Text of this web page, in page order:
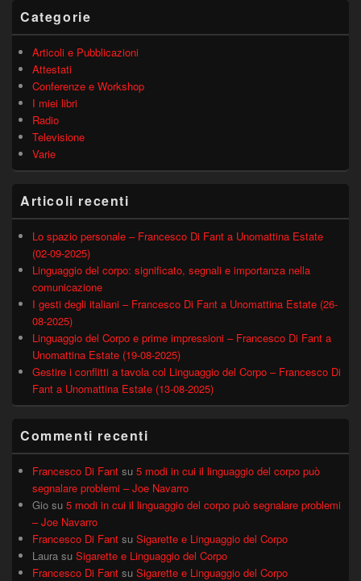
Categorie
Articoli e Pubblicazioni
Attestati
Conferenze e Workshop
I miei libri
Radio
Televisione
Varie
Articoli recenti
Lo spazio personale – Francesco Di Fant a Unomattina Estate
(02-09-2025)
Linguaggio del corpo: significato, segnali e importanza nella
comunicazione
I gesti degli italiani – Francesco Di Fant a Unomattina Estate (26-
08-2025)
Linguaggio del Corpo e prime impressioni – Francesco Di Fant a
Unomattina Estate (19-08-2025)
Gestire i conflitti a tavola col Linguaggio del Corpo – Francesco Di
Fant a Unomattina Estate (13-08-2025)
Commenti recenti
Francesco Di Fant su 5 modi in cui il linguaggio del corpo può
segnalare problemi – Joe Navarro
Gio su 5 modi in cui il linguaggio del corpo può segnalare problemi
– Joe Navarro
Francesco Di Fant su Sigarette e Linguaggio del Corpo
Laura su Sigarette e Linguaggio del Corpo
Francesco Di Fant su Sigarette e Linguaggio del Corpo